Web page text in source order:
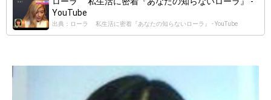
YouTube
出典：ローラ 私生活に密着『あなたの知らないローラ』 - YouTube